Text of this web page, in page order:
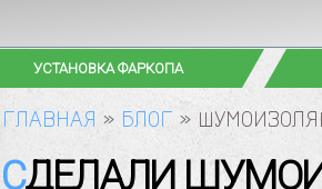
АНТИГРАВИЙ | ТОНИРОВАНИЕ
ГЛАВНАЯ » БЛОГ »
CДЕЛАЛИ